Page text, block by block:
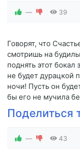
— 39
Говорят, что
смотришь на
поднять этот бокал
не будет дурацкой
ночи! Пусть он
бы его не мучила
Поделиться
— 43